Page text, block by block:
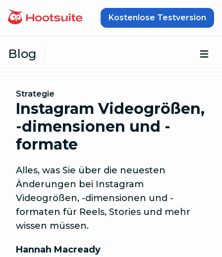
Kostenlose Testversion
Blog
Strategie
Instagram Videogrößen,
-dimensionen und -
formate
Alles, was Sie über die neuesten
Änderungen bei Instagram
Videogrößen, -dimensionen und -
formaten für Reels, Stories und mehr
wissen müssen.
Hannah Macready